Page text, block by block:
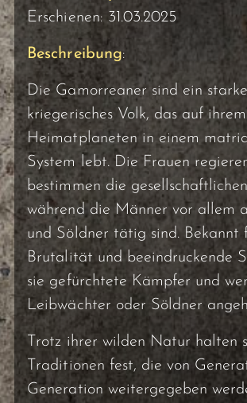
Erschienen: 31.03.2025
Beschreibung:
Die Gamorreaner sind ein
kriegerisches Volk, das auf ihrem
Heimatplaneten in einem
System lebt. Die Frauen
bestimmen die
während die Männer vor allem
und Söldner tätig sind. Bekannt
Brutalität und beeindruckende
sie gefürchtete Kämpfer und
Leibwächter oder Söldner
Trotz ihrer wilden Natur halten
Traditionen fest, die von
Generation weitergegeben